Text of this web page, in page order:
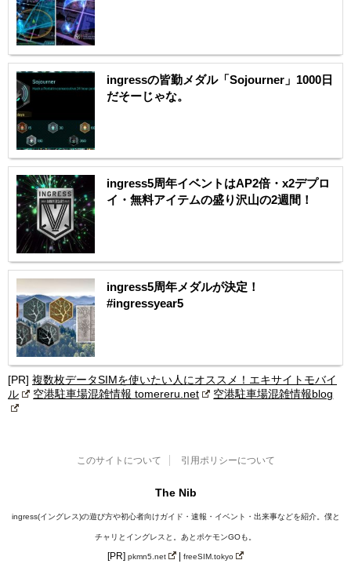
ingressの皆勤メダル「Sojourner」1000日
だそーじゃな。
ingress5周年イベントはAP2倍・x2デプロ
イ・無料アイテムの盛り沢山の2週間！
ingress5周年メダルが決定！
#ingressyear5
[PR] 複数枚データSIMを使いたい人にオススメ！エキサイトモバイ
ル
空港駐車場混雑情報 tomereru.net 空港駐車場混雑情報blog
このサイトについて 引用ポリシーについて
The Nib
ingress(イングレス)の遊び方や初心者向けガイド・速報・イベント・出来事などを紹介。僕と
チャリとイングレスと。あとポケモンGOも。
[PR]pkmn5.net | freeSIM.tokyo